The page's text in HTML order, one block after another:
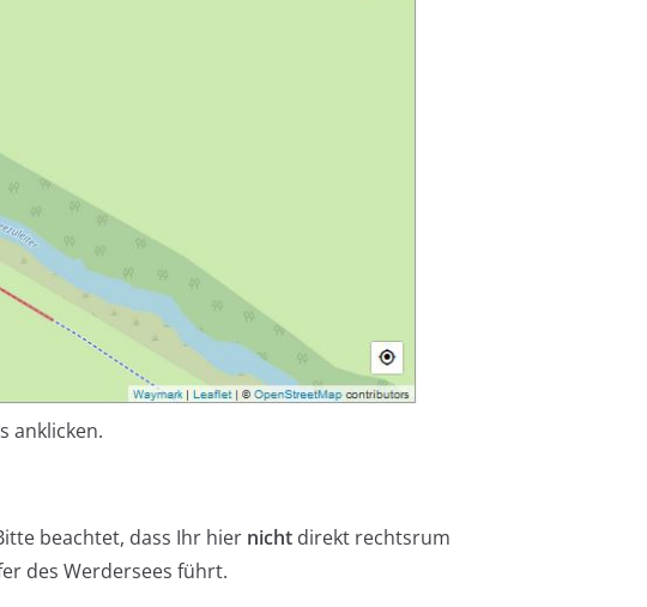
anklicken.
beachtet, dass Ihr hier nicht direkt rechtsrum
des Werdersees führt.